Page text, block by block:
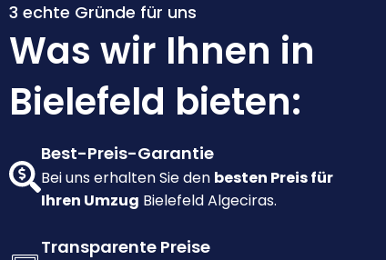
3 echte Gründe für uns
Was wir Ihnen in
Bielefeld bieten:
Best-Preis-Garantie
Bei uns erhalten Sie den besten Preis für
Ihren Umzug Bielefeld Algeciras.
Transparente Preise